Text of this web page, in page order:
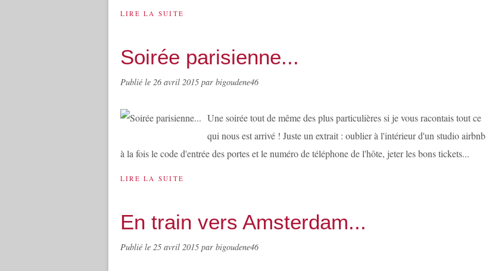
LIRE LA SUITE
Soirée parisienne...
Publié le 26 avril 2015 par bigoudene46
Une soirée tout de même des plus particulières si je vous racontais tout ce
qui nous est arrivé ! Juste un extrait : oublier à l'intérieur d'un studio airbnb
à la fois le code d'entrée des portes et le numéro de téléphone de l'hôte, jeter les bons tickets...
LIRE LA SUITE
En train vers Amsterdam...
Publié le 25 avril 2015 par bigoudene46